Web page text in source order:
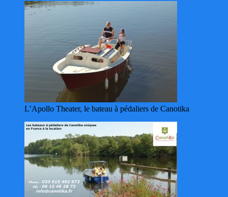
L’Apollo Theater, le bateau à pédaliers de Canotika